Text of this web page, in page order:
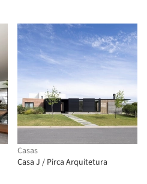
Casas
Casa J / Pirca Arquitetura